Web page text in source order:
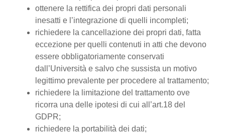
ottenere la rettifica dei propri dati personali
inesatti e l’integrazione di quelli incompleti;
richiedere la cancellazione dei propri dati, fatta
eccezione per quelli contenuti in atti che devono
essere obbligatoriamente conservati
dall’Università e salvo che sussista un motivo
legittimo prevalente per procedere al trattamento;
richiedere la limitazione del trattamento ove
ricorra una delle ipotesi di cui all’art.18 del
GDPR;
richiedere la portabilità dei dati;